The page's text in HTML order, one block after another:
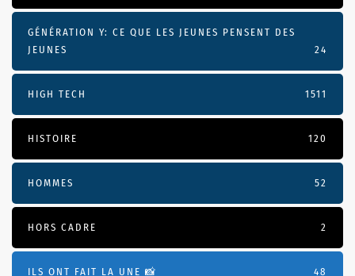
GÉNÉRATION Y: CE QUE LES JEUNES PENSENT DES
JEUNES
24
HIGH TECH 1511
HISTOIRE 120
HOMMES 52
HORS CADRE 2
ILS ONT FAIT LA UNE 📸 48